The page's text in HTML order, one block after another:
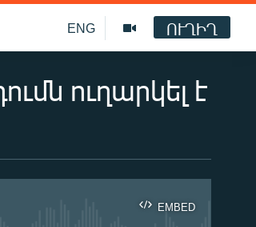
ENG ՈՒՂԻՂ
ուղարկել է
EMBED